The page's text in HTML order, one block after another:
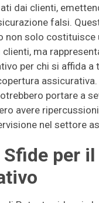
dai clienti,
falsi.
non solo costituisce
ma
per chi si affida a
portare a
avere
nel settore
per